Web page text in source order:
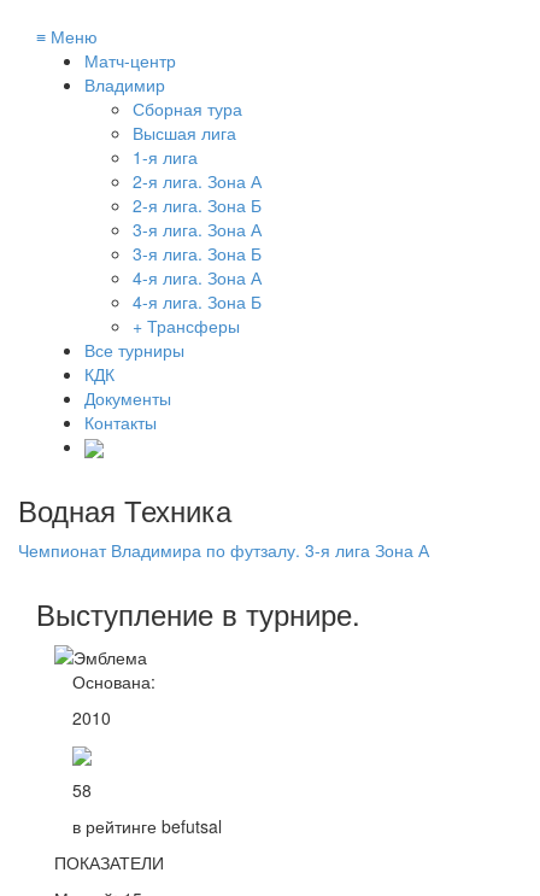
≡ Меню
Матч-центр
Владимир
Сборная тура
Высшая лига
1-я лига
2-я лига. Зона А
2-я лига. Зона Б
3-я лига. Зона А
3-я лига. Зона Б
4-я лига. Зона А
4-я лига. Зона Б
+ Трансферы
Все турниры
КДК
Документы
Контакты
Водная Техника
Чемпионат Владимира по футзалу. 3-я лига Зона А
Выступление в турнире.
Основана:
2010
58
в рейтинге befutsal
ПОКАЗАТЕЛИ